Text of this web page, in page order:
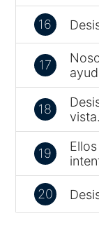
16
17
18
vista.
19
20